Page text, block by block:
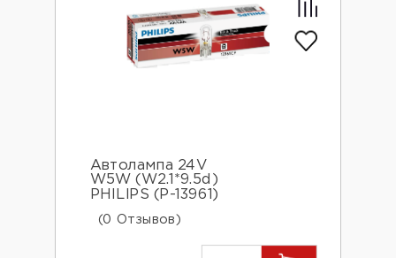
Автолампа 24V
W5W (W2.1*9.5d)
PHILIPS (P-13961)
(0 Отзывов)